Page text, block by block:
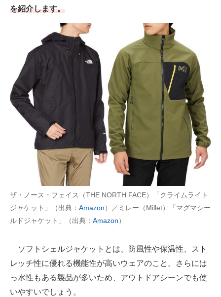
注目記事を集めた総合ページ
ITの今と未来を見通す
スマホと通信の最新トレンド
進化するPCとデバイスの未来
好きが集まる 比べて選べる
ビジネスと働き方のヒント
AI活用のいまが分かる
企業ITのトレンドを詳説
経営リーダーのコミュニティ
企業向けIT製品の総合サイト
を紹介します。
ザ・ノース・フェイス（THE NORTH FACE）「クライムライト
ジャケット」（出典： Amazon）／ミレー（Millet）「マグマシー
ルドジャケット」（出典： Amazon）
ソフトシェルジャケットとは、防風性や保温性、スト
レッチ性に優れる機能性が高いウェアのこと。さらには
っ水性もある製品が多いため、アウトドアシーンでも使
いやすいでしょう。